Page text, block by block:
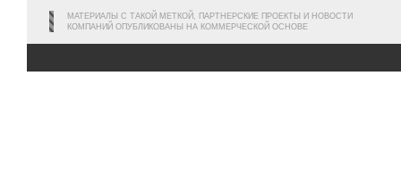
МАТЕРИАЛЫ С ТАКОЙ МЕТКОЙ, ПАРТНЕРСКИЕ ПРОЕКТЫ И НОВОСТИ
КОМПАНИЙ ОПУБЛИКОВАНЫ НА КОММЕРЧЕСКОЙ ОСНОВЕ